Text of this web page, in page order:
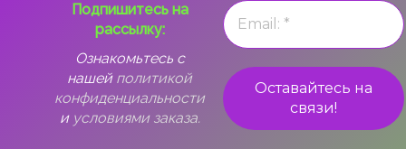
Подпишитесь на
рассылку:
Ознакомьтесь с
нашей политикой
конфиденциальности
и условиями заказа.